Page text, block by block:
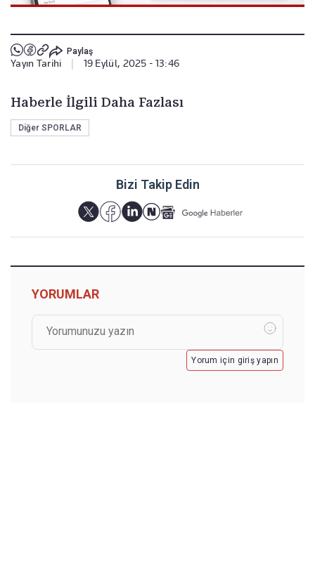
Paylaş
Yayın Tarihi 19 Eylül, 2025 - 13:46
Haberle İlgili Daha Fazlası
Diğer SPORLAR
Bizi Takip Edin
YORUMLAR
Yorum için giriş yapın